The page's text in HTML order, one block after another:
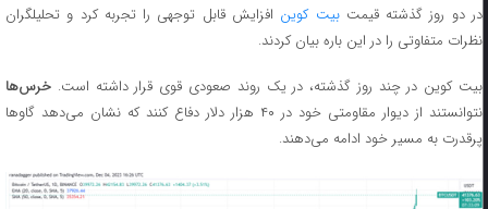
در دو روز گذشته قیمت بیت کوینافزایش قابل توجهی را تجربه کرد و تحلیلگران
نظرات متفاوتی را در این باره بیان کردند.
بیت کوین در چند روز گذشته، در یک روند صعودی قوی قرار داشته است. خرس‌ها
نتوانستند از دیوار مقاومتی خود در ۴۰ هزار دلار دفاع کنند که نشان می‌دهد گاوها
پرقدرت به مسیر خود ادامه می‌دهند.